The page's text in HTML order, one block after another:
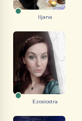
Iljana
Ezosiostra